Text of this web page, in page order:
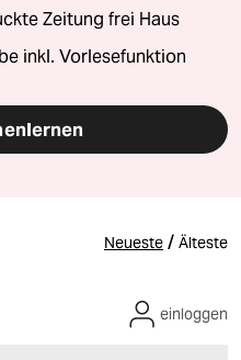
Zeitung frei Haus
inkl. Vorlesefunktion
Neueste / Älteste
einloggen